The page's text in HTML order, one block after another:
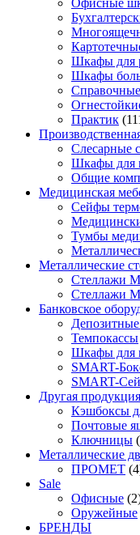
Офисные
Шкафы для
Шкафы
Практик
Слесарные
Шкафы для
Общие
Медицинская
Сейфы
Тумбы
Металлические
Стеллажи
Стеллажи
Банковское
Темпокассы
Шкафы для
SMART-
SMART-
Другая продукция
Кэшбоксы
Почтовые
Ключницы
Металлические
ПРОМЕТ
Sale
Офисные
Оружейные
БРЕНДЫ